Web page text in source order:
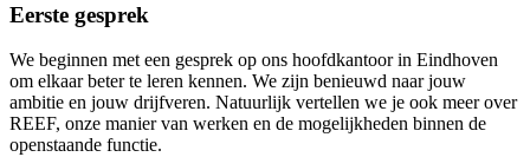
Eerste gesprek
We beginnen met een gesprek op ons hoofdkantoor in Eindhoven
om elkaar beter te leren kennen. We zijn benieuwd naar jouw
ambitie en jouw drijfveren. Natuurlijk vertellen we je ook meer over
REEF, onze manier van werken en de mogelijkheden binnen de
openstaande functie.